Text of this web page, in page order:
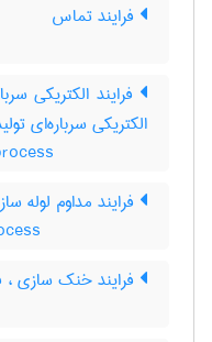
فرایند تماس
فرایند الکتریکی
الکتریکی سرباره‌ای
فرایند مداوم لوله
فرایند خنک سازی ،